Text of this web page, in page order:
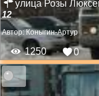
улица Розы
12
Автор:Коныгин-Артур
1250 0